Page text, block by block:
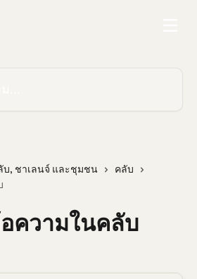
บ, ชาเลนจ์ และชุมชน
คลับ
ความในคลับ